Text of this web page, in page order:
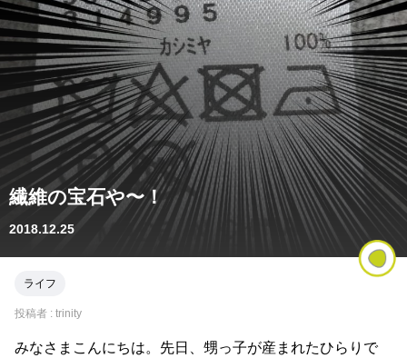
繊維の宝石や〜！
2018.12.25
ライフ
投稿者 : trinity
みなさまこんにちは。先日、甥っ子が産まれたひらりで